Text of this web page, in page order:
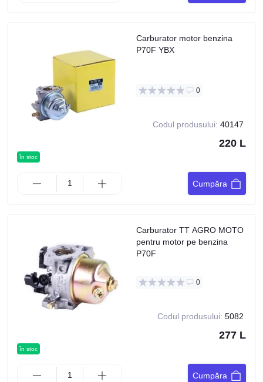
în stoc
Carburator motor benzina
P70F YBX
0
Codul produsului: 40147
220 L
Cumpăra
în stoc
Carburator TT AGRO MOTO
pentru motor pe benzina
P70F
0
Codul produsului: 5082
277 L
Cumpăra